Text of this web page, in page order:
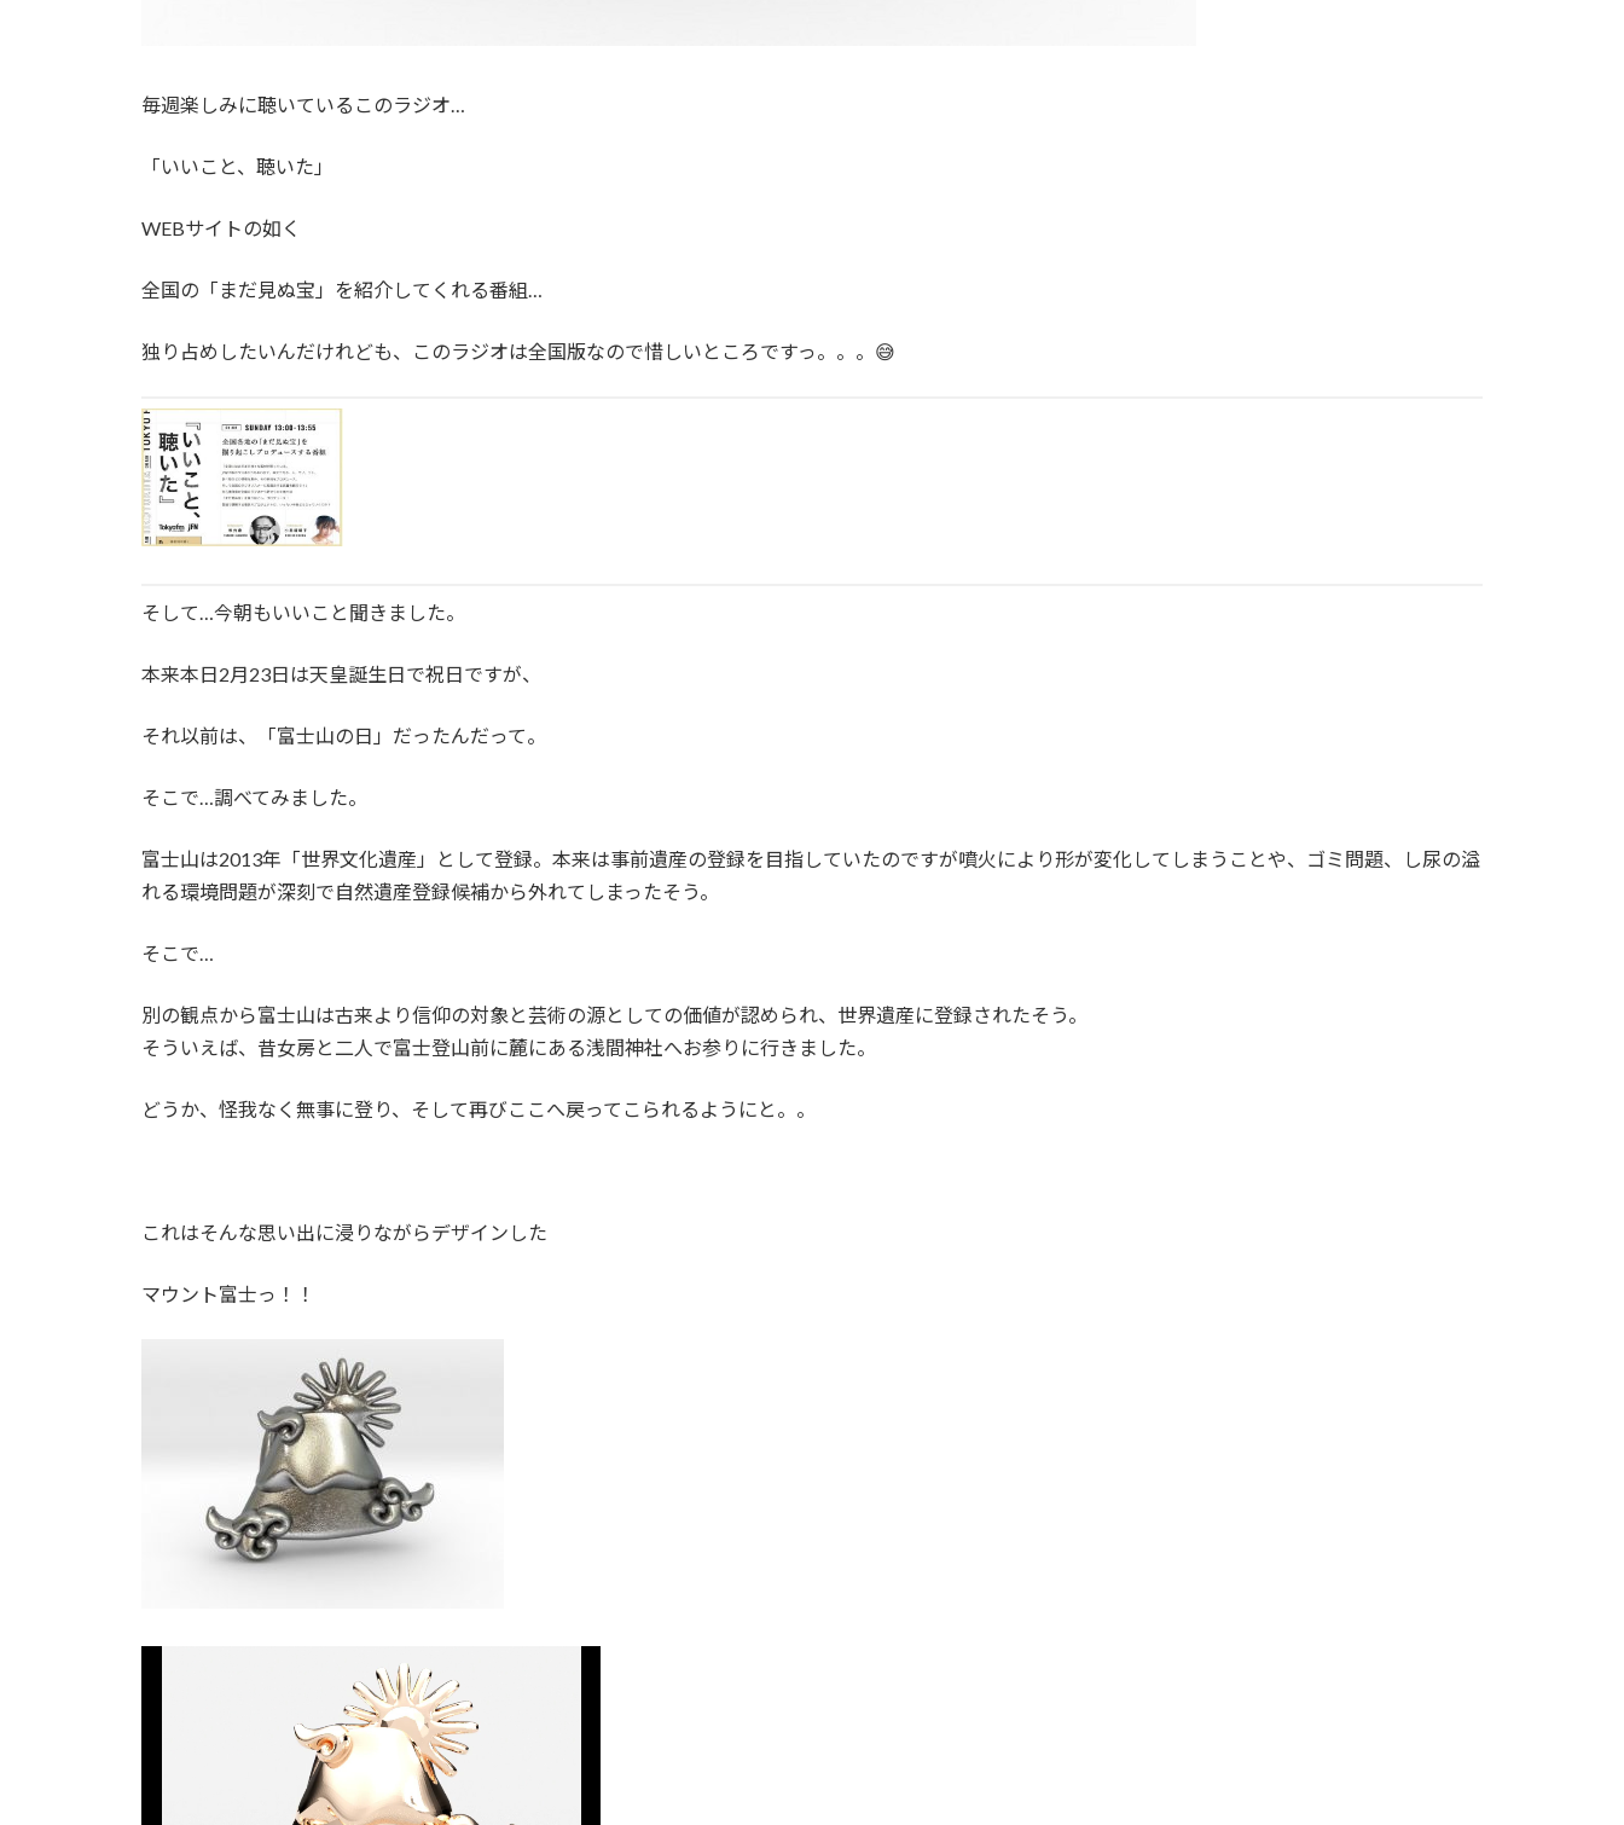
毎週楽しみに聴いているこのラジオ…
「いいこと、聴いた」
WEBサイトの如く
全国の「まだ見ぬ宝」を紹介してくれる番組…
独り占めしたいんだけれども、このラジオは全国版なので惜しいところですっ。。。😅
そして…今朝もいいこと聞きました。
本来本日2月23日は天皇誕生日で祝日ですが、
それ以前は、「富士山の日」だったんだって。
そこで…調べてみました。
富士山は2013年「世界文化遺産」として登録。本来は事前遺産の登録を目指していたのですが噴火により形が変化してしまうことや、ゴミ問題、し尿の溢
れる環境問題が深刻で自然遺産登録候補から外れてしまったそう。
そこで…
別の観点から富士山は古来より信仰の対象と芸術の源としての価値が認められ、世界遺産に登録されたそう。
そういえば、昔女房と二人で富士登山前に麓にある浅間神社へお参りに行きました。
どうか、怪我なく無事に登り、そして再びここへ戻ってこられるようにと。。
これはそんな思い出に浸りながらデザインした
マウント富士っ！！